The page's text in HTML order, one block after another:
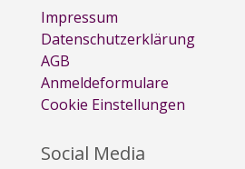
Impressum
Datenschutzerklärung
AGB
Anmeldeformulare
Cookie Einstellungen
Social Media